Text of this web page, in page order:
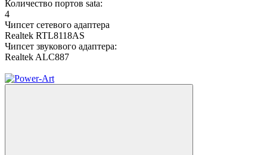
Количество портов sata:
4
Чипсет сетевого адаптера
Realtek RTL8118AS
Чипсет звукового адаптера:
Realtek ALC887